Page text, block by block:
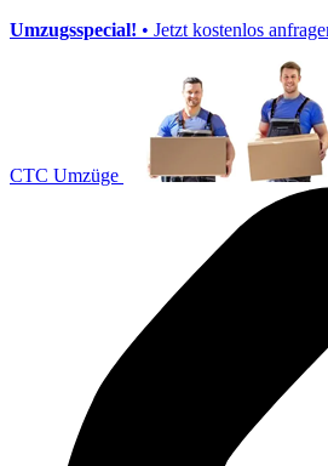
Umzugsspecial! • Jetzt kostenlos
CTC Umzüge